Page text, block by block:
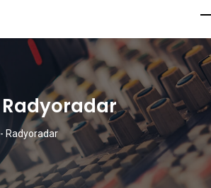
Radyoradar
- Radyoradar